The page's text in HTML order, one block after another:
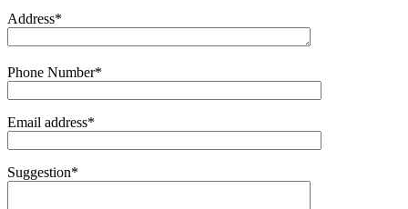
Address*
Phone Number*
Email address*
Suggestion*